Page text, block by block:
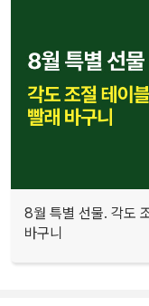
8월 특별 선물. 각도
바구니